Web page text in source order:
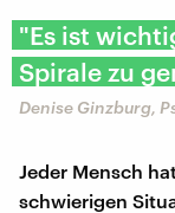
"Es ist
Spirale zu
Denise Ginzburg,
Jeder Mensch
schwierigen